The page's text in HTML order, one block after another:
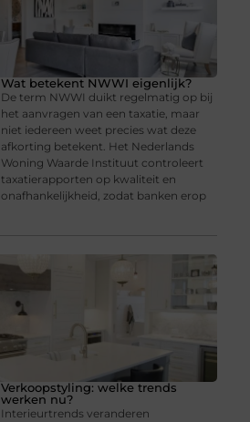
Wat betekent NWWI eigenlijk?
De term NWWI duikt regelmatig op bij
het aanvragen van een taxatie, maar
niet iedereen weet precies wat deze
afkorting betekent. Het Nederlands
Woning Waarde Instituut controleert
taxatierapporten op kwaliteit en
onafhankelijkheid, zodat banken erop
Verkoopstyling: welke trends
werken nu?
Interieurtrends veranderen